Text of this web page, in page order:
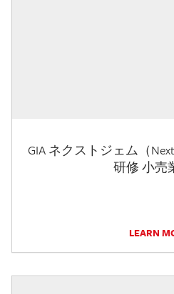
GIA ネクストジェム（
研修 小売
LEARN